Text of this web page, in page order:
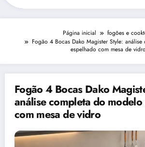
Página inicial
fogões e
Fogão 4 Bocas Dako Magister Style:
espelhado com mesa de vidro
Fogão 4 Bocas Dako
análise completa do
com mesa de vidro